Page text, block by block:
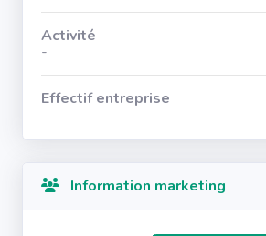
Activité
-
Effectif entreprise
Information marketing